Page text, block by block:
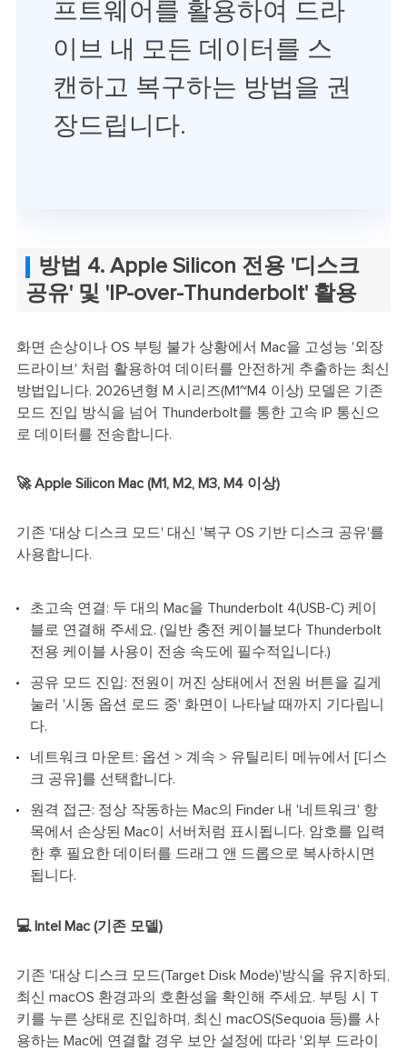
프트웨어를 활용하여 드라
이브 내 모든 데이터를 스
캔하고 복구하는 방법을 권
장드립니다.
방법 4. Apple Silicon 전용 '디스크
공유' 및 'IP-over-Thunderbolt' 활용
화면 손상이나 OS 부팅 불가 상황에서 Mac을 고성능 '외장
드라이브' 처럼 활용하여 데이터를 안전하게 추출하는 최신
방법입니다. 2026년형 M 시리즈(M1~M4 이상) 모델은 기존
모드 진입 방식을 넘어 Thunderbolt를 통한 고속 IP 통신으
로 데이터를 전송합니다.
🚀 Apple Silicon Mac (M1, M2, M3, M4 이상)
기존 '대상 디스크 모드' 대신 '복구 OS 기반 디스크 공유'를
사용합니다.
초고속 연결: 두 대의 Mac을 Thunderbolt 4(USB-C) 케이
블로 연결해 주세요. (일반 충전 케이블보다 Thunderbolt
전용 케이블 사용이 전송 속도에 필수적입니다.)
공유 모드 진입: 전원이 꺼진 상태에서 전원 버튼을 길게
눌러 '시동 옵션 로드 중' 화면이 나타날 때까지 기다립니
다.
네트워크 마운트: 옵션 > 계속 > 유틸리티 메뉴에서 [디스
크 공유]를 선택합니다.
원격 접근: 정상 작동하는 Mac의 Finder 내 '네트워크' 항
목에서 손상된 Mac이 서버처럼 표시됩니다. 암호를 입력
한 후 필요한 데이터를 드래그 앤 드롭으로 복사하시면
됩니다.
💻 Intel Mac (기존 모델)
기존 '대상 디스크 모드(Target Disk Mode)'방식을 유지하되,
최신 macOS 환경과의 호환성을 확인해 주세요. 부팅 시 T
키를 누른 상태로 진입하며, 최신 macOS(Sequoia 등)를 사
용하는 Mac에 연결할 경우 보안 설정에 따라 '외부 드라이